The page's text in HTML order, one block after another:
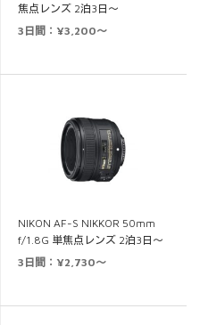
焦点レンズ 2泊3日～
3日間：¥3,200～
NIKON AF-S NIKKOR 50mm
f/1.8G 単焦点レンズ 2泊3日～
3日間：¥2,730～